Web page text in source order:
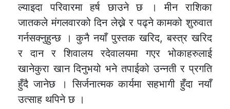
ल्याइदा परिवारमा हर्ष छाउने छ । मीन राशिका
जातकले मंगलवारको दिन लेख्ने र पढ्ने कामको शुरुवात
गर्नसक्नुहुन्छ । कुनै नयाँ पुस्तक खरिद, बस्त्र खरिद
र दान र शिवालय रदेवालयमा गएर भोकाहरुलाई
खानेकुरा खान दिनुभयो भने तपाईको उन्नती र प्रगति
हुँदै जानेछ । सिर्जनात्मक कार्यमा सहभागी हुँदा नयाँ
उत्साह थपिने छ ।